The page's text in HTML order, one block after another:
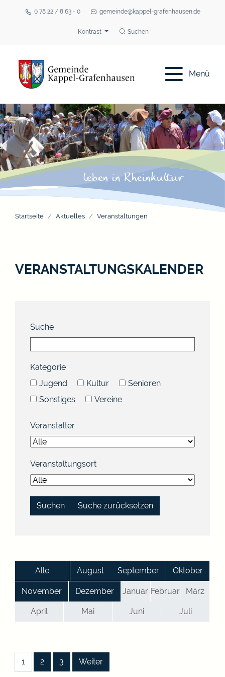
0 78 22 / 8 63 - 0 gemeinde@kappel-grafenhausen.de
Kontrast Suchen
Menü
Startseite Aktuelles Veranstaltungen
VERANSTALTUNGSKALENDER
Suche
Kategorie
Jugend
Kultur
Senioren
Sonstiges
Vereine
Veranstalter
Veranstaltungsort
Suche zurücksetzen
Alle August September Oktober
November Dezember Januar Februar März
April Mai Juni Juli
1 2 3 Weiter